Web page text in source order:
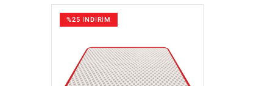
%25 İNDİRİM
GÖZAT